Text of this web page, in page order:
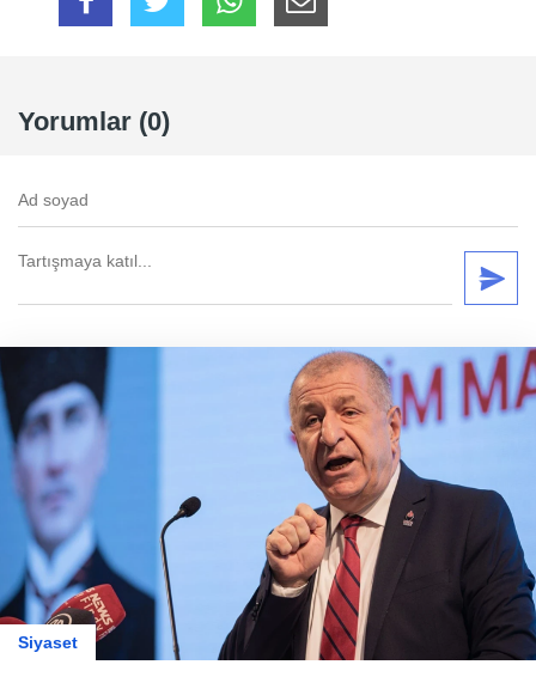
Yorumlar (0)
Siyaset